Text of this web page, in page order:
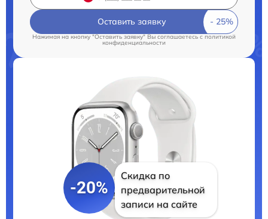
Оставить заявку
Нажимая на кнопку "Оставить заявку" Вы соглашаетесь cполитикой
конфиденциальности
-20%
Скидка по
предварительной
записи на сайте